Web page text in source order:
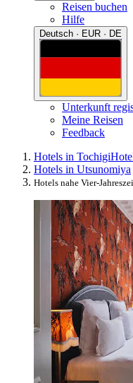
Reisen buchen
Hilfe
Deutsch · EUR · DE
Unterkunft
Meine Reisen
Feedback
Hotels in Tochigi
Hotels in Utsunomiya
Hotels nahe Vier-